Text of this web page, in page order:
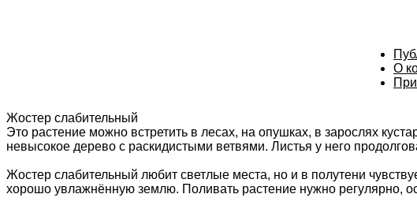
О
Жостер слабительный
Это растение можно встретить в лесах, на опушках, в зарослях
невысокое дерево с раскидистыми ветвями. Листья у него
Жостер слабительный любит светлые места, но и в полутени
хорошо увлажнённую землю. Поливать растение нужно регулярно,